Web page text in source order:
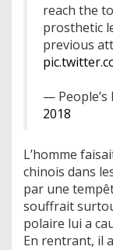
reach the
prosthetic
previous
— People’s
2018
L’homme
chinois dans
par une
souffrait
polaire lui a
En rentrant, il